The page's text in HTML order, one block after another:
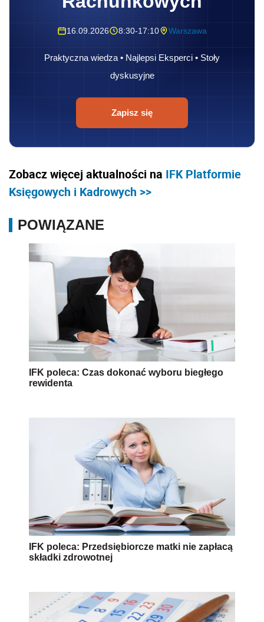
16.09.2026 8:30-17:10 Warszawa
Praktyczna wiedza • Najlepsi Eksperci • Stoły
dyskusyjne
Zapisz się
Zobacz więcej aktualności na IFK Platformie
Księgowych i Kadrowych >>
POWIĄZANE
IFK poleca: Czas dokonać wyboru biegłego
rewidenta
IFK poleca: Przedsiębiorcze matki nie zapłacą
składki zdrowotnej